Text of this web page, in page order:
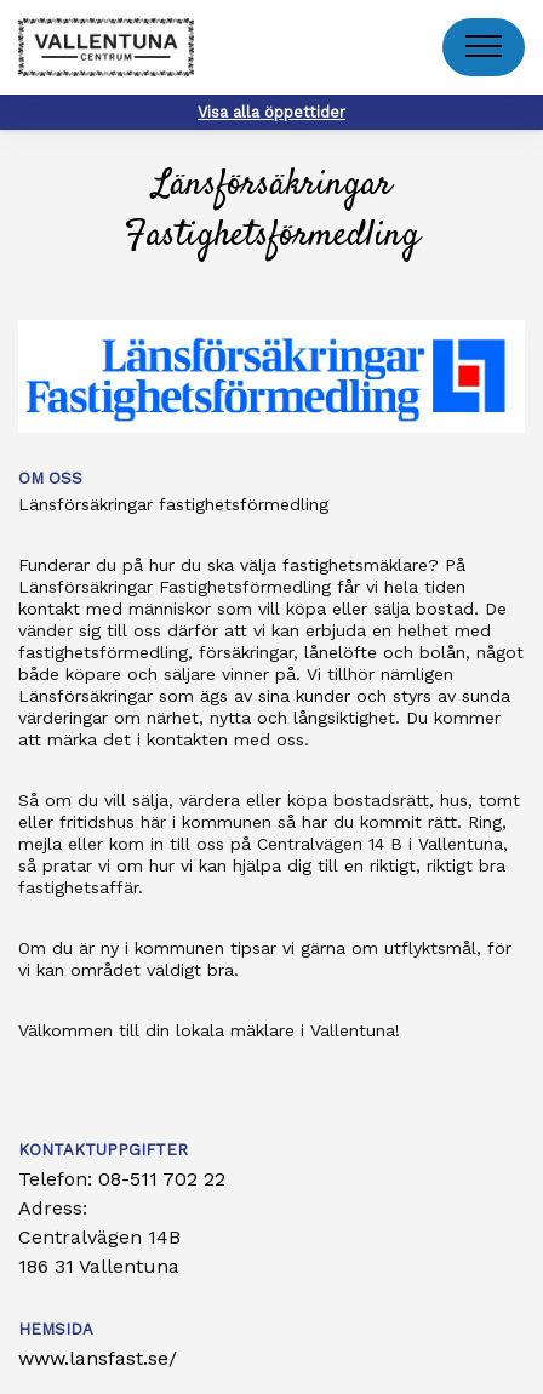
Meny
Visa alla öppettider
Länsförsäkringar
Fastighetsförmedling
OM OSS
Länsförsäkringar fastighetsförmedling
Funderar du på hur du ska välja fastighetsmäklare? På
Länsförsäkringar Fastighetsförmedling får vi hela tiden
kontakt med människor som vill köpa eller sälja bostad. De
vänder sig till oss därför att vi kan erbjuda en helhet med
fastighetsförmedling, försäkringar, lånelöfte och bolån, något
både köpare och säljare vinner på. Vi tillhör nämligen
Länsförsäkringar som ägs av sina kunder och styrs av sunda
värderingar om närhet, nytta och långsiktighet. Du kommer
att märka det i kontakten med oss.
Så om du vill sälja, värdera eller köpa bostadsrätt, hus, tomt
eller fritidshus här i kommunen så har du kommit rätt. Ring,
mejla eller kom in till oss på Centralvägen 14 B i Vallentuna,
så pratar vi om hur vi kan hjälpa dig till en riktigt, riktigt bra
fastighetsaffär.
Om du är ny i kommunen tipsar vi gärna om utflyktsmål, för
vi kan området väldigt bra.
Välkommen till din lokala mäklare i Vallentuna!
KONTAKTUPPGIFTER
Telefon: 08-511 702 22
Adress:
Centralvägen 14B
186 31 Vallentuna
HEMSIDA
www.lansfast.se/